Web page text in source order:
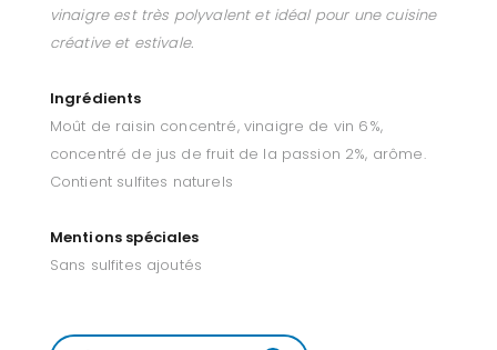
vinaigre est très polyvalent et idéal pour une cuisine
créative et estivale.
Ingrédients
Moût de raisin concentré, vinaigre de vin 6%,
concentré de jus de fruit de la passion 2%, arôme.
Contient sulfites naturels
Mentions spéciales
Sans sulfites ajoutés